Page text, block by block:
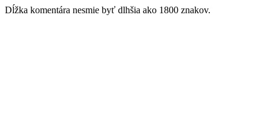
Dĺžka komentára nesmie byť dlhšia ako 1800 znakov.